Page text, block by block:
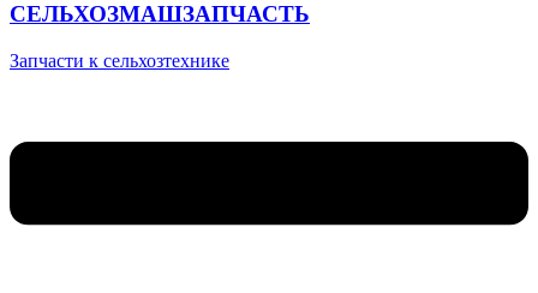
СЕЛЬХОЗМАШЗАПЧАСТЬ
Запчасти к сельхозтехнике